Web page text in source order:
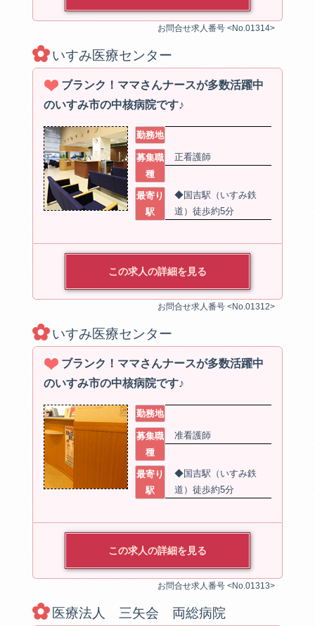
お問合せ求人番号 <No.01314>
いすみ医療センター
ブランク！ママさんナースが多数活躍中
のいすみ市の中核病院です♪
勤務地
募集職
種
正看護師
最寄り
駅
◆国吉駅（いすみ鉄
道）徒歩約5分
この求人の詳細を見る
お問合せ求人番号 <No.01312>
いすみ医療センター
ブランク！ママさんナースが多数活躍中
のいすみ市の中核病院です♪
勤務地
募集職
種
准看護師
最寄り
駅
◆国吉駅（いすみ鉄
道）徒歩約5分
この求人の詳細を見る
お問合せ求人番号 <No.01313>
医療法人 三矢会 両総病院